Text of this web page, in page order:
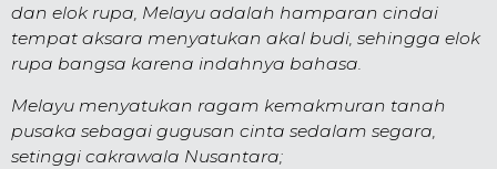
dan elok rupa, Melayu adalah hamparan cindai
tempat aksara menyatukan akal budi, sehingga elok
rupa bangsa karena indahnya bahasa.
Melayu menyatukan ragam kemakmuran tanah
pusaka sebagai gugusan cinta sedalam segara,
setinggi cakrawala Nusantara;